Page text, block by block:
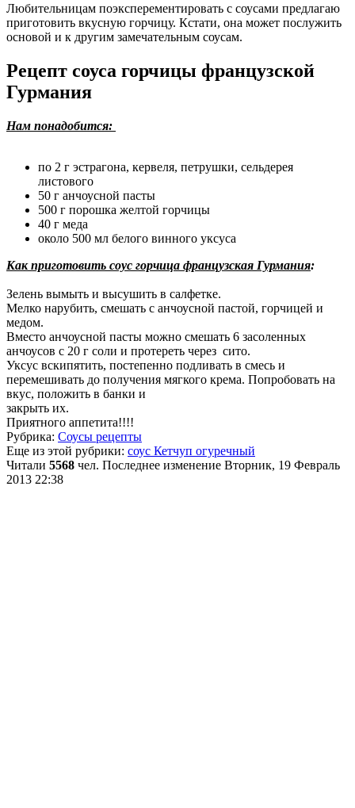
Любительницам поэксперементировать с соусами предлагаю
приготовить вкусную горчицу. Кстати, она может послужить
основой и к другим замечательным соусам.
Рецепт соуса горчицы французской
Гурмания
Нам понадобится:
по 2 г эстрагона, кервеля, петрушки, сельдерея
листового
50 г анчоусной пасты
500 г порошка желтой горчицы
40 г меда
около 500 мл белого винного уксуса
Как приготовить соус горчица французская Гурмания:
Зелень вымыть и высушить в салфетке.
Мелко нарубить, смешать с анчоусной пастой, горчицей и
медом.
Вместо анчоусной пасты можно смешать 6 засоленных
анчоусов с 20 г соли и протереть через сито.
Уксус вскипятить, постепенно подливать в смесь и
перемешивать до получения мягкого крема. Попробовать на
вкус, положить в банки и
закрыть их.
Приятного аппетита!!!!
Рубрика: Соусы рецепты
Еще из этой рубрики: соус Кетчуп огуречный
Читали 5568 чел. Последнее изменение Вторник, 19 Февраль
2013 22:38